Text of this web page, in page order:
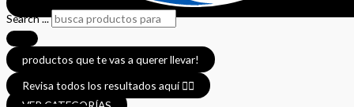
Search ...
productos que te vas a querer llevar!
Revisa todos los resultados aquí 👈🏼